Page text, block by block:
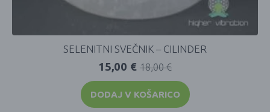
SELENITNI SVEČNIK – CILINDER
18,00€
15,00 €
DODAJ V KOŠARICO